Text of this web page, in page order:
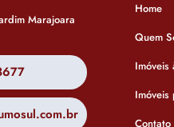
Marajoara
Home
Quem
Imóveis
Imóveis
Contato